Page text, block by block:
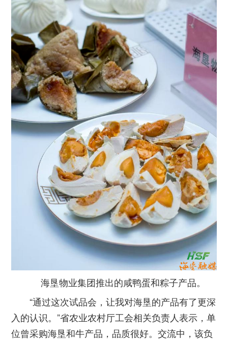
海垦物业集团推出的咸鸭蛋和粽子产品。
“通过这次试品会，让我对海垦的产品有了更深
入的认识。”省农业农村厅工会相关负责人表示，单
位曾采购海垦和牛产品，品质很好。交流中，该负